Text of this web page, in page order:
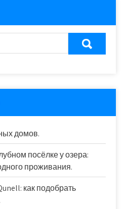
домов.
посёлке у озера:
проживания.
как подобрать